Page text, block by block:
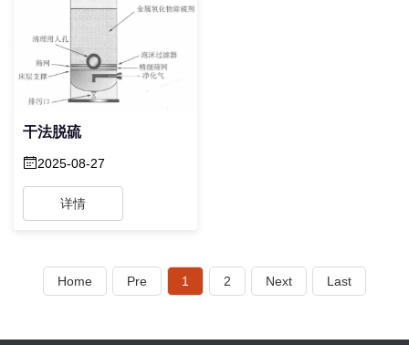
干法脱硫
2025-08-27
详情
Home Pre 1 2 Next Last